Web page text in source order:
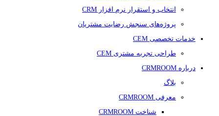
انتخاب و استقرار نرم افزار CRM
پروژه‌های سنجش رضایت مشتریان
خدمات تخصصی CEM
طراحی تجربه مشتری CEM
درباره CRMROOM
بلاگ
معرفی CRMROOM
شناخت CRMROOM